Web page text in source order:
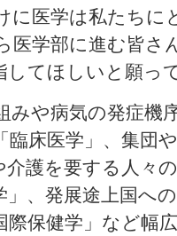
に医学は私たちに
医学部に進む皆さ
してほしいと願っ
みや病気の発症機
臨床医学」、集団
介護を要する人々
」、発展途上国へ
際保健学」など幅